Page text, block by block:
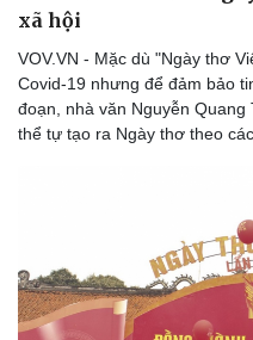
Văn hóa
xã hội
VOV.VN - Mặc dù "Ngày thơ
Covid-19 nhưng để đảm bảo
đoạn, nhà văn Nguyễn
thể tự tạo ra Ngày thơ theo